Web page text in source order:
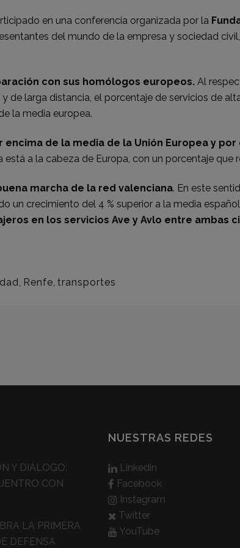
en una conferencia organizada por la
del mundo de la empresa y sociedad
con sus homólogos europeos. Al
de larga distancia, el porcentaje de servicios de
la media europea.
de la media de la Unión Europea y
a la cabeza de Europa, con un porcentaje que
marcha de la red valenciana. En este
un crecimiento del 4 % superior a la media
en los servicios Ave y Avlo entre ambas
, Renfe, transportes
Y DIÁLOGO:
CON
LA PRIMERA
DEFENSA
NUESTRAS REDES
Linkedin
Facebook
Instagram
Twitter
YouTube